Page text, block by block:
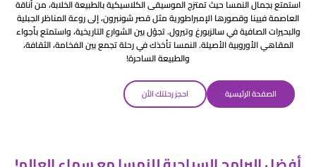
استمتع بجمالالنمسا حيث تمتزج الموسيقى الكلاسيكية بالطبيعة الخلابة، من أناقة
العاصمةفيينا وقصورها الإمبراطورية مثلقصر شونبرون، إلى روعة المناظر الجبلية
والبحيرات الصافية في سالزبورغ وتيرول. تجوّل بين الشوارع التاريخية، واستمتع بأجواء
المقاهي الأوروبية الأصيلة. النمسا تأخذك في رحلة تجمع بين الفخامة، الثقافة،
والطبيعة الساحرة!
الصفحة الرئيسية احجز رحلتك الأن